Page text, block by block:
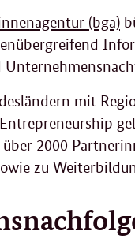
(bga)
mit
2000
zu